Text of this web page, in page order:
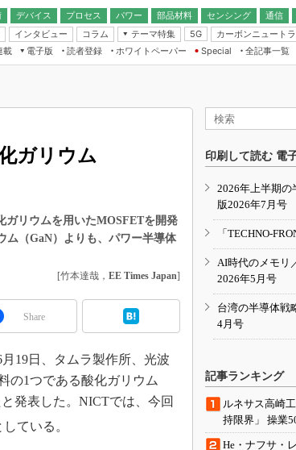
デバイス
プロセス パワー 部品材料 センシング
通信
無線
インタビュー コラム
テーマ特集
AI
EE Times Research）
EDN Japan）
5G カーボンニュート
IoT・エッジコンピューティング
EXPO
TECHNO-FRONTIER
人とくるま展
載
電子版
読者登録 ホワイトペーパー
Special
全記事一覧
ガリウム
ガリウムを用いたMOSFETを開発
ム（GaN）よりも、パワー半導体
[竹本達哉， EE Times Japan]
Share
19日、タムラ製作所、光波
の1つである酸化ガリウム
発表した。NICTでは、今回
ている。
印刷して読む 電
2026年上半期
版2026年7月号
「TECHNO-
AI時代のメモ
2026年5月号
台湾の半導体
4月号
記事ランキング
ルネサス高崎
持限界」 操業
He・ナフサ・